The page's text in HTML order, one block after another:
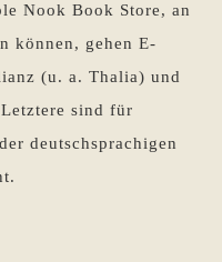
Nook Book Store, an
können, gehen E-
(u. a. Thalia) und
sind für
deutschsprachigen